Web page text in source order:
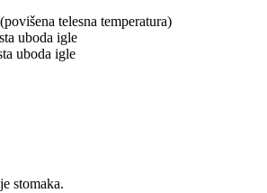
telesna temperatura)
uboda igle
uboda igle
stomaka.